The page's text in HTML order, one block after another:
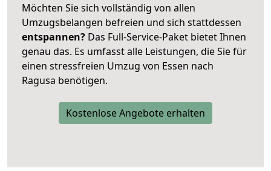
Möchten Sie sich vollständig von allen
Umzugsbelangen befreien und sich stattdessen
entspannen? Das Full-Service-Paket bietet Ihnen
genau das. Es umfasst alle Leistungen, die Sie für
einen stressfreien Umzug von Essen nach
Ragusa benötigen.
Kostenlose Angebote erhalten